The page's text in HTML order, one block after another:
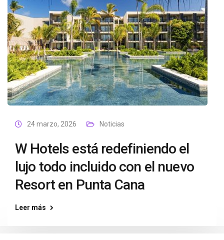
24 marzo, 2026 Noticias
W Hotels está redefiniendo el
lujo todo incluido con el nuevo
Resort en Punta Cana
Leer más